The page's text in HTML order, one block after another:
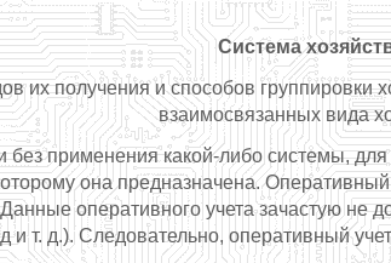
Система
их получения и способов группировки
взаимосвязанных вида
без применения какой-либо системы,
она предназначена.
оперативного учета зачастую не
и т. д.). Следовательно, оперативный